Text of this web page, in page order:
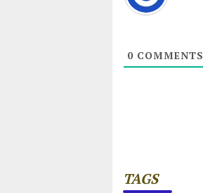
0 COMMENTS
TAGS